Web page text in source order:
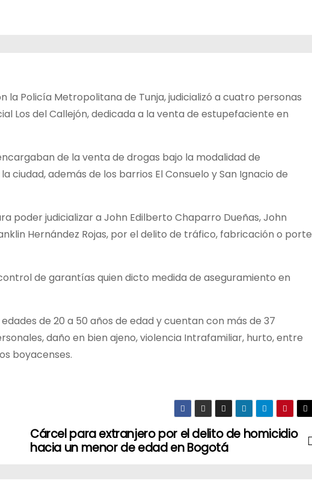
la Policía Metropolitana de Tunja, judicializó a cuatro personas
Los del Callejón, dedicada a la venta de estupefaciente en
de la venta de drogas bajo la modalidad de
además de los barrios El Consuelo y San Ignacio de
poder judicializar a John Edilberto Chaparro Dueñas, John
Hernández Rojas, por el delito de tráfico, fabricación o porte
de garantías quien dicto medida de aseguramiento en
de 20 a 50 años de edad y cuentan con más de 37
daño en bien ajeno, violencia Intrafamiliar, hurto, entre
boyacenses.
Cárcel para extranjero por el delito de homicidio
hacia un menor de edad en Bogotá